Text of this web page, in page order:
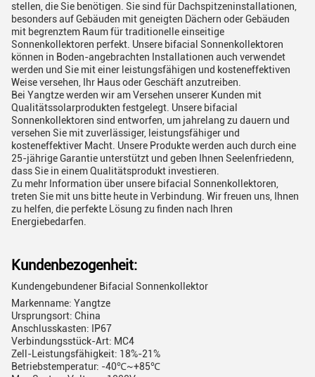
stellen, die Sie benötigen. Sie sind für Dachspitzeninstallationen,
besonders auf Gebäuden mit geneigten Dächern oder Gebäuden
mit begrenztem Raum für traditionelle einseitige
Sonnenkollektoren perfekt. Unsere bifacial Sonnenkollektoren
können in Boden-angebrachten Installationen auch verwendet
werden und Sie mit einer leistungsfähigen und kosteneffektiven
Weise versehen, Ihr Haus oder Geschäft anzutreiben.
Bei Yangtze werden wir am Versehen unserer Kunden mit
Qualitätssolarprodukten festgelegt. Unsere bifacial
Sonnenkollektoren sind entworfen, um jahrelang zu dauern und
versehen Sie mit zuverlässiger, leistungsfähiger und
kosteneffektiver Macht. Unsere Produkte werden auch durch eine
25-jährige Garantie unterstützt und geben Ihnen Seelenfriedenn,
dass Sie in einem Qualitätsprodukt investieren.
Zu mehr Information über unsere bifacial Sonnenkollektoren,
treten Sie mit uns bitte heute in Verbindung. Wir freuen uns, Ihnen
zu helfen, die perfekte Lösung zu finden nach Ihren
Energiebedarfen.
Kundenbezogenheit:
Kundengebundener Bifacial Sonnenkollektor
Markenname: Yangtze
Ursprungsort: China
Anschlusskasten: IP67
Verbindungsstück-Art: MC4
Zell-Leistungsfähigkeit: 18%-21%
Betriebstemperatur: -40℃~+85℃